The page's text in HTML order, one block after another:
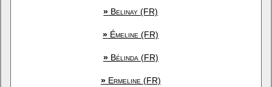
» Belinay (FR)
» Émeline (FR)
»Bélinda (FR)
»Ermeline (FR)